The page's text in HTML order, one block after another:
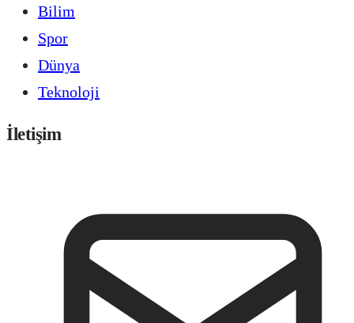
Bilim
Spor
Dünya
Teknoloji
İletişim